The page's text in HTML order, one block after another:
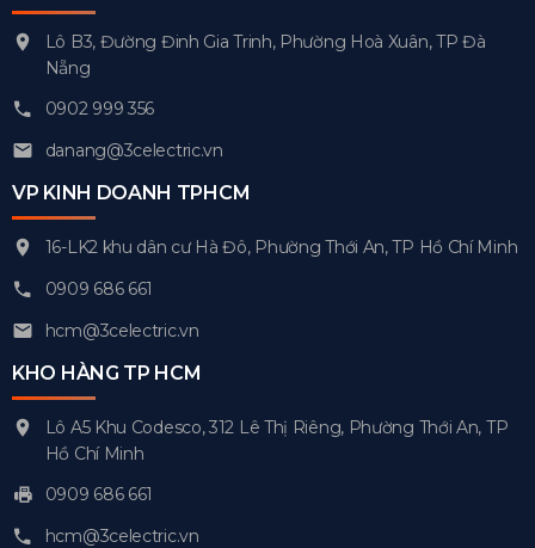
Lô B3, Đường Đinh Gia Trinh, Phường Hoà Xuân, TP Đà
Nẵng
0902 999 356
danang@3celectric.vn
VP KINH DOANH TPHCM
16-LK2 khu dân cư Hà Đô, Phường Thới An, TP Hồ Chí Minh
0909 686 661
hcm@3celectric.vn
KHO HÀNG TP HCM
Lô A5 Khu Codesco, 312 Lê Thị Riêng, Phường Thới An, TP
Hồ Chí Minh
0909 686 661
hcm@3celectric.vn